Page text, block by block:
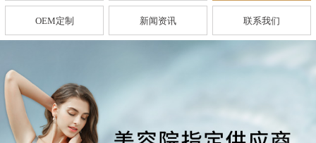
OEM定制 新闻资讯 联系我们